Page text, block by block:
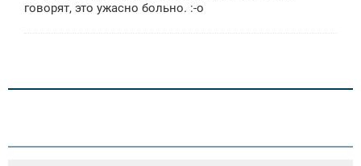
говорят, это ужасно больно. :-о